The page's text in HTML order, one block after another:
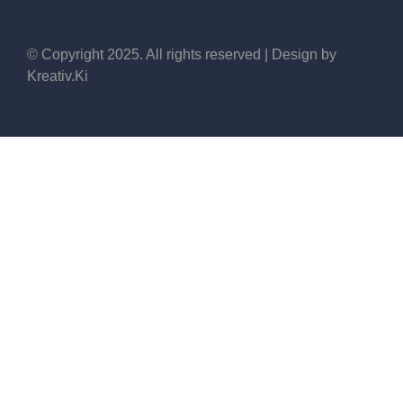
© Copyright 2025. All rights reserved | Design by
Kreativ.Ki